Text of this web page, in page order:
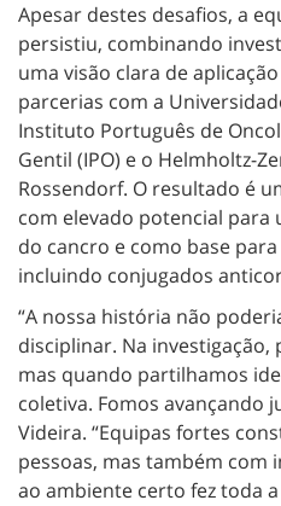
Apesar destes desafios, a
persistiu, combinando
uma visão clara de
parcerias com a
Instituto Português de
Gentil (IPO) e o Helmholtz-
Rossendorf. O resultado é
com elevado potencial para
do cancro e como base
incluindo conjugados
“A nossa história não
disciplinar. Na investigação,
mas quando partilhamos
coletiva. Fomos avançando
Videira. “Equipas fortes
pessoas, mas também com
ao ambiente certo fez toda